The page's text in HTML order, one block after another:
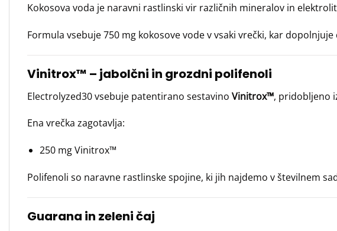
Kokosova voda je naravni rastlinski vir različnih mineralov in
Formula vsebuje 750 mg kokosove vode v vsaki vrečki, kar
Vinitrox™ – jabolčni in grozdni polifenoli
Electrolyzed30 vsebuje patentirano sestavino Vinitrox™, pridobljeno
Ena vrečka zagotavlja:
250 mg Vinitrox™
Polifenoli so naravne rastlinske spojine, ki jih najdemo v številnem
Guarana in zeleni čaj